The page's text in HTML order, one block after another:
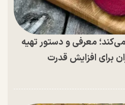
معرفی و دستور تهیه
برای افزایش قدرت